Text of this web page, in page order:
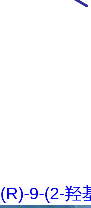
(R)-9-(2-羟